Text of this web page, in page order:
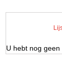
U hebt nog